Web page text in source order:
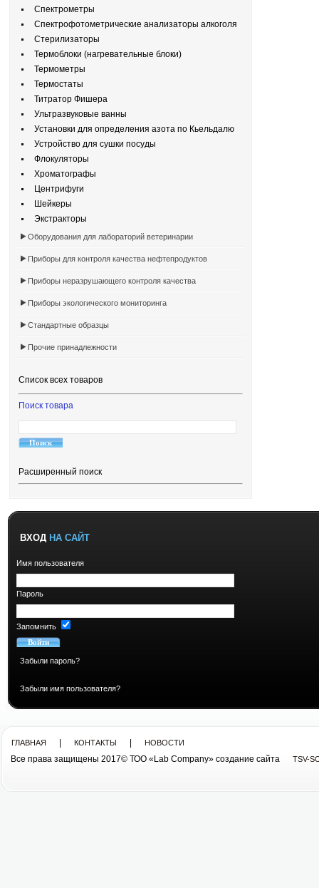
Спектрометры
Спектрофотометрические анализаторы алкоголя
Стерилизаторы
Термоблоки (нагревательные блоки)
Термометры
Термостаты
Титратор Фишера
Ультразвуковые ванны
Установки для определения азота по Кьельдалю
Устройство для сушки посуды
Флокуляторы
Хроматографы
Центрифуги
Шейкеры
Экстракторы
Оборудования для лабораторий ветеринарии
Приборы для контроля качества нефтепродуктов
Приборы неразрушающего контроля качества
Приборы экологического мониторинга
Стандартные образцы
Прочие принадлежности
Список всех товаров
Поиск товара
Расширенный поиск
ВХОД НА САЙТ
Имя пользователя
Пароль
Запомнить
Забыли пароль?
Забыли имя пользователя?
ГЛАВНАЯ КОНТАКТЫ НОВОСТИ
Все права защищены 2017© ТОО «Lab Company» cоздание сайта TSV-